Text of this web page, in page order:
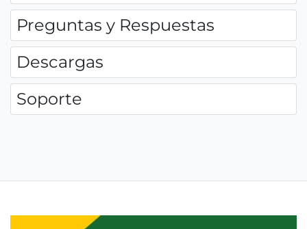
Preguntas y Respuestas
Descargas
Soporte